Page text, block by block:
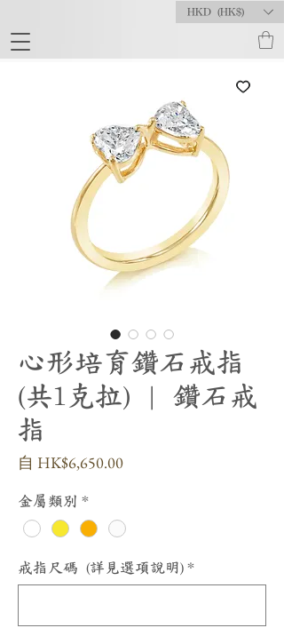
HKD (HK$)
心形培育鑽石戒指
(共1克拉) | 鑽石戒
指
自 HK$6,650.00促
格
金屬類別 *
戒指尺碼 (詳見選項說明) *